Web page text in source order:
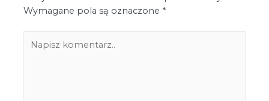
Wymagane pola są oznaczone *